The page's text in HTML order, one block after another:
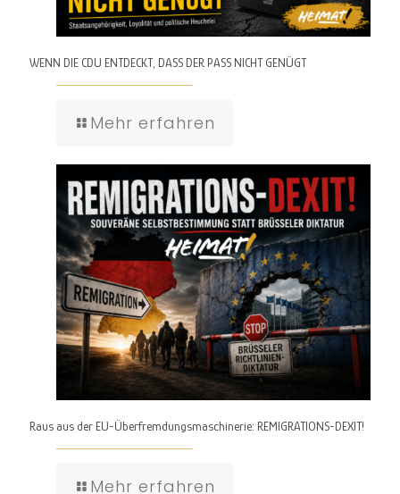
WENN DIE CDU ENTDECKT, DASS DER PASS NICHT GENÜGT
Mehr erfahren
Raus aus der EU-Überfremdungsmaschinerie: REMIGRATIONS-DEXIT!
Mehr erfahren